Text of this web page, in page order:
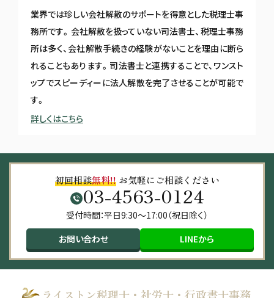
業界では珍しい会社解散のサポートを得意とした税理士事
務所です。会社解散を扱っていない司法書士、税理士事務
所は多く、会社解散手続きの経験がないことを理由に断ら
れることもあります。司法書士と連携することで、ワンスト
ップでスピーディーに法人解散を完了させることが可能で
す。
詳しくはこちら
初回相談無料!!お気軽にご相談ください
03-4563-0124
受付時間：平日9:30～17:00（祝日除く）
お問い合わせ
LINEから
ライストン税理士・社労士・行政書士事務